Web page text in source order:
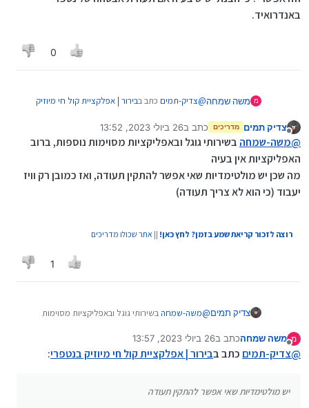
באנדרואיד.
0
מ משה שמחה@צדיק-תמים כתב בבירור | אפלקציית קול חי מיוזיק
@משה-שמחהכן, אם תתקין תעודת אבטחה
נטפרי באנדרואיד.
מנותק
צדיק תמים מדריכים כתב ב26 ביולי 2023, 13:52
נערך לאחרונה על ידי
@משה-שמחה בשירותי גוגל ובאפליקציות מסוימות נוספות, ברוב
האפליקציות אין בעיה
מה שכן יש מולטימדיות שאי אפשר להתקין תעודה, ואז כמובן רק וויז
יעבוד (כי הוא לא צריך תעודה)
רוצה לזכור קריאת שמע בזמן? לחץ כאן! || אתר שכולו מדריכים
1
צדיק תמים@משה-שמחהבשירותי גוגל ובאפליקציות מסוימות
מה שכן יש מולטימדיות שאי אפשר להתקין תעודה, ואז
כמובן רק וויז יעבוד (כי הוא לא צריך תעודה)
מ משה שמחהכתב ב26 ביולי 2023, 13:57
נערך לאחרונה על ידי
@צדיק-תמים כתב בבירור | אפלקציית קול חי מיוזיק בנטפרי:
יש מולטימדיות שאי אפשר להתקין תעודה